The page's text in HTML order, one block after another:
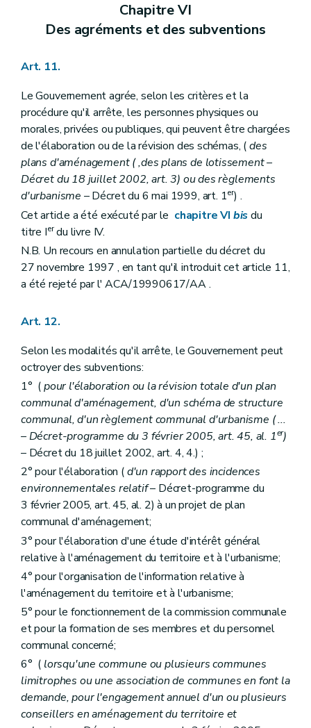
Section première De l'octroi d'une subvention pour le fonctionnement de la commission consultative communale d'aménagement du territoire
Art. 255/1
Art. 255/2
Art. 255/5
Art. 255/6
Section III De l'octroi d'une subvention pour l'élaboration ou la révision totale d'un règlement communal d'urbanisme
Art. 255/7
Art. 255/8
Art. 255/9
Art. 255/10
Section IV De l'octroi d'une subvention pour l'élaboration ou la révision totale d'un plan communal d'aménagement
Art. 255/11
Art. 255/12
Art. 255/13
Art. 255/14
Section V De l'octroi d'une subvention pour l'élaboration d'une étude d'incidences relative à un projet de plan communal d'aménagement
Art. 255/15
Art. 255/16
Art. 255/17
Art. 255/20
Art. 255/21
Art. 255/22
Section VII De l'octroi d'une subvention pour l'élaboration ou la révision totale concomitante d'un schéma de structure communal et d'un programme communal de mise en oeuvre des zones d'aménagement différé
Art. 255/23
Art. 255/24
Art. 255/25
Art. 255/26
Section (VIII - AGW du 17 juillet 2003, art. 1
Chapitre premier quater
Des Maisons de L'Urbanisme - De leur mission - De leur agrément - Des subventions
Art. 256/1
Art. 256/2
Art. 256/3
Art. 256/4
Art. 256/5
Chapitre premierquinquies
De l'octroi de subventions aux communes pour l'engagement ou le maintien de l'engagement d'un ou plusieurs conseillers en aménagement du territoire et en environnement
Art. 257/1
Art. 257/2
Art. 257/3
Art. 257/4
Art. 257/5
Art. 257/6
Chapitre II
Art. 259/3
Chapitre III
De l'exécution de l'article 34, alinéa 2
Art. 260
Art. 261
Chapitre IV Des actes et travaux dispensés du permis d'urbanisme, de l'avis conforme du fonctionnaire délégué ou du concours d'un architecte
Chapitre VI
Des agréments et des subventions
Art. 11.
Le Gouvernement agrée, selon les critères et la
procédure qu'il arrête, les personnes physiques ou
morales, privées ou publiques, qui peuvent être chargées
de l'élaboration ou de la révision des schémas, (des
plans d'aménagement (,des plans de lotissement–
Décret du 18 juillet 2002, art. 3) ou des règlements
d'urbanisme – Décret du 6 mai 1999, art. 1er) .
Cet article a été exécuté par le chapitre VI bisdu
titre Ierdu livre IV.
N.B. Un recours en annulation partielle du décret du
27 novembre 1997 , en tant qu'il introduit cet article 11,
a été rejeté par l' ACA/19990617/AA .
Art. 12.
Selon les modalités qu'il arrête, le Gouvernement peut
octroyer des subventions:
1° (pour l'élaboration ou la révision totale d'un plan
communal d'aménagement, d'un schéma de structure
communal, d'un règlement communal d'urbanisme (...
– Décret-programme du 3 février 2005, art. 45, al. 1er)
– Décret du 18 juillet 2002, art. 4, 4.) ;
2° pour l'élaboration (d'un rapport des incidences
environnementales relatif– Décret-programme du
3 février 2005, art. 45, al. 2) à un projet de plan
communal d'aménagement;
3° pour l'élaboration d'une étude d'intérêt général
relative à l'aménagement du territoire et à l'urbanisme;
4° pour l'organisation de l'information relative à
l'aménagement du territoire et à l'urbanisme;
5° pour le fonctionnement de la commission communale
et pour la formation de ses membres et du personnel
communal concerné;
6° ( lorsqu'une commune ou plusieurs communes
limitrophes ou une association de communes en font la
demande, pour l'engagement annuel d'un ou plusieurs
conseillers en aménagement du territoire et